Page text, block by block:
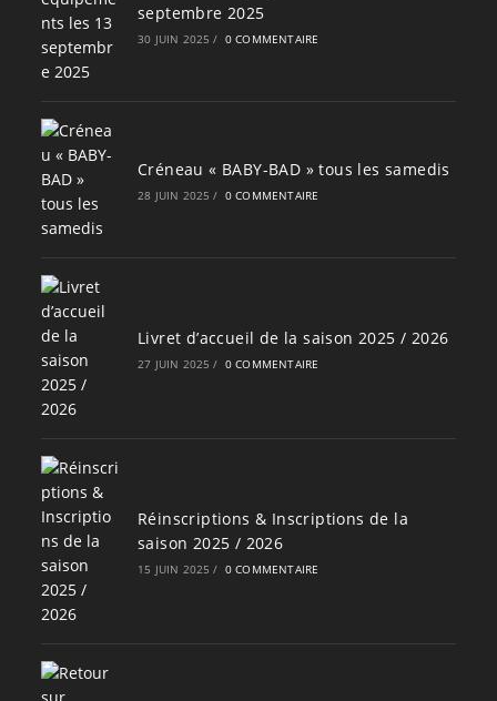
septembre 2025
30 JUIN 2025 / 0 COMMENTAIRE
Créneau « BABY-BAD » tous les samedis
28 JUIN 2025 / 0 COMMENTAIRE
Livret d’accueil de la saison 2025 / 2026
27 JUIN 2025 / 0 COMMENTAIRE
Réinscriptions & Inscriptions de la
saison 2025 / 2026
15 JUIN 2025 / 0 COMMENTAIRE